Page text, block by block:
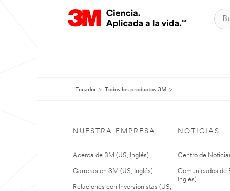
Ecuador Todos los productos 3M
NUESTRA EMPRESA
Acerca de 3M (US, Inglés)
Carreras en 3M (US, Inglés)
Relaciones con Inversionistas (US,
NOTICIAS
Centro de
Comunicados de
Inglés)